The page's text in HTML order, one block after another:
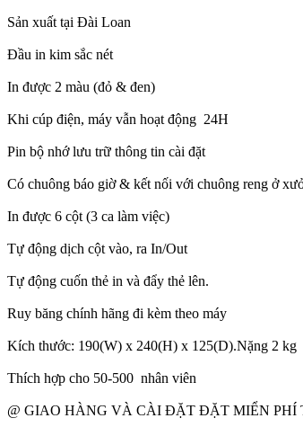
Sản xuất tại Đài Loan
Đầu in kim sắc nét
In được 2 màu (đỏ & đen)
Khi cúp điện, máy vẫn hoạt động 24H
Pin bộ nhớ lưu trữ thông tin cài đặt
Có chuông báo giờ & kết nối với chuông reng ở
In được 6 cột (3 ca làm việc)
Tự động dịch cột vào, ra In/Out
Tự động cuốn thẻ in và đẩy thẻ lên.
Ruy băng chính hãng đi kèm theo máy
Kích thước: 190(W) x 240(H) x 125(D).Nặng 2 kg
Thích hợp cho 50-500 nhân viên
@ GIAO HÀNG VÀ CÀI ĐẶT ĐẶT MIỂN PHÍ